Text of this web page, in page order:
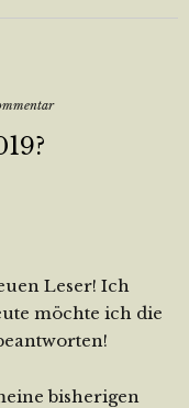
Leser! Ich
möchte ich die
bisherigen